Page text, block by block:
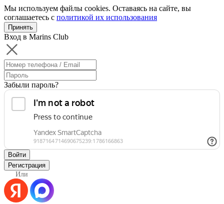
Мы используем файлы cookies. Оставаясь на сайте, вы
соглашаетесь с политикой их использования
Принять
Вход в Marins Club
Забыли пароль?
Войти
Регистрация
Или